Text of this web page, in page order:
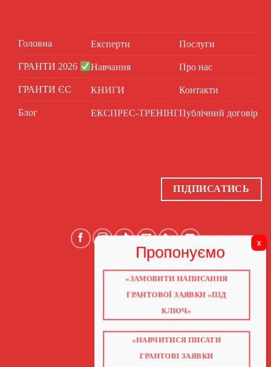
Головна
ГРАНТИ 2026
ГРАНТИ ЄС
Блог
Експерти
Навчання
КНИГИ
ЕКСПРЕС-ТРЕНІНГ
Послуги
Про нас
Контакти
Публічний договір
ПІДПИСАТИСЬ
ГОЛОВНА
ГРАНТИ 2026
НАВЧАННЯ
КНИГИ
ВІДЕО ПРО ГРАНТИ
«ЗАМОВИТИ НАПИСАННЯ
ГРАНТОВОЇ ЗАЯВКИ «ПІД
КЛЮЧ»
«НАВЧИТИСЯ ПИСАТИ
ГРАНТОВІ ЗАЯВКИ